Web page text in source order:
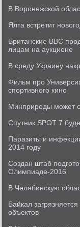
В Воронежской
Ялта встретит
Британские ВВС
лицам на аукционе
В среду Украину
Фильм про
спортивного кино
Минприроды может
Спутник SPOT 7
Паразиты и
2014 году
Создан штаб
Олимпиаде-2016
В Челябинскую
Байкал
объектов